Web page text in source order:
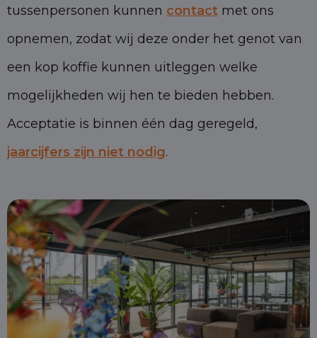
tussenpersonen kunnen contact met ons
opnemen, zodat wij deze onder het genot van
een kop koffie kunnen uitleggen welke
mogelijkheden wij hen te bieden hebben.
Acceptatie is binnen één dag geregeld,
jaarcijfers zijn niet nodig.